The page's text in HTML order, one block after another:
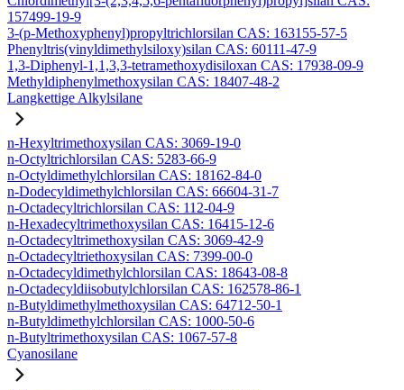
157499-19-9
3-(p-Methoxyphenyl)propyltrichlorsilan CAS: 163155-57-5
Phenyltris(vinyldimethylsiloxy)silan CAS: 60111-47-9
1,3-Diphenyl-1,1,3,3-tetramethoxydisiloxan CAS: 17938-09-9
Methyldiphenylmethoxysilan CAS: 18407-48-2
Langkettige Alkylsilane
n-Hexyltrimethoxysilan CAS: 3069-19-0
n-Octyltrichlorsilan CAS: 5283-66-9
n-Octyldimethylchlorsilan CAS: 18162-84-0
n-Dodecyldimethylchlorsilan CAS: 66604-31-7
n-Octadecyltrichlorsilan CAS: 112-04-9
n-Hexadecyltrimethoxysilan CAS: 16415-12-6
n-Octadecyltrimethoxysilan CAS: 3069-42-9
n-Octadecyltriethoxysilan CAS: 7399-00-0
n-Octadecyldimethylchlorsilan CAS: 18643-08-8
n-Octadecyldiisobutylchlorsilan CAS: 162578-86-1
n-Butyldimethylmethoxysilan CAS: 64712-50-1
n-Butyldimethylchlorsilan CAS: 1000-50-6
n-Butyltrimethoxysilan CAS: 1067-57-8
Cyanosilane